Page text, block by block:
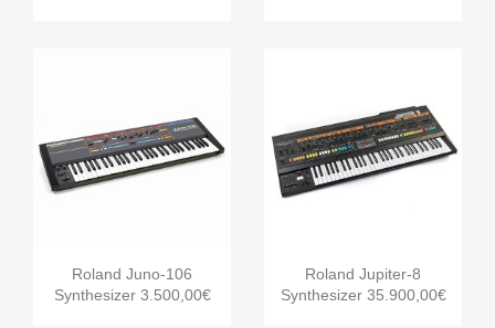
Γρήγορη προβολή
Roland Juno-106
Synthesizer 3.500,00€
Γρήγορη προβολή
Roland Jupiter-8
Synthesizer 35.900,00€